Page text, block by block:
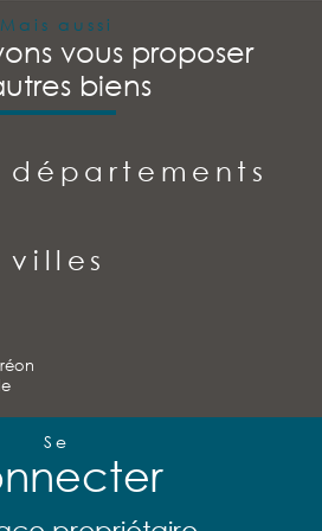
Mais aussi
vous proposer
biens
départements
villes
Se